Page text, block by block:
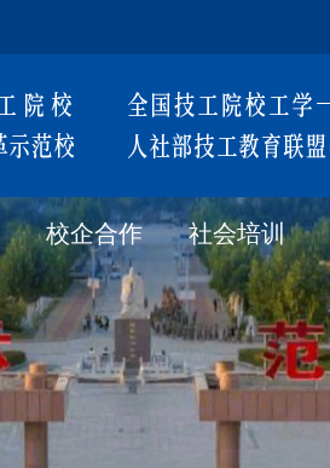
校企合作 社会培训